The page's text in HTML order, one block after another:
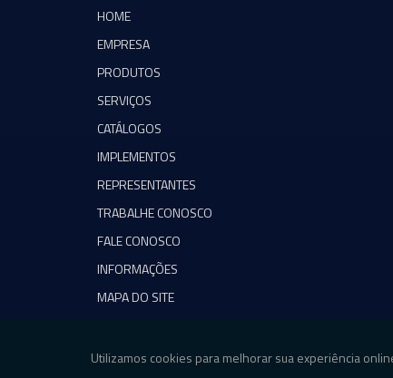
HOME
EMPRESA
PRODUTOS
SERVIÇOS
CATÁLOGOS
IMPLEMENTOS
REPRESENTANTES
TRABALHE CONOSCO
FALE CONOSCO
INFORMAÇÕES
MAPA DO SITE